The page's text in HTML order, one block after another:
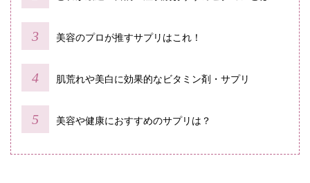
美容のプロが推すサプリはこれ！
肌荒れや美白に効果的なビタミン剤・サプリ
美容や健康におすすめのサプリは？